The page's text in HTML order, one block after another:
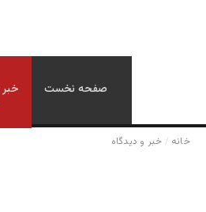
صفحه نخست
خانه / خبر و دیدگاه